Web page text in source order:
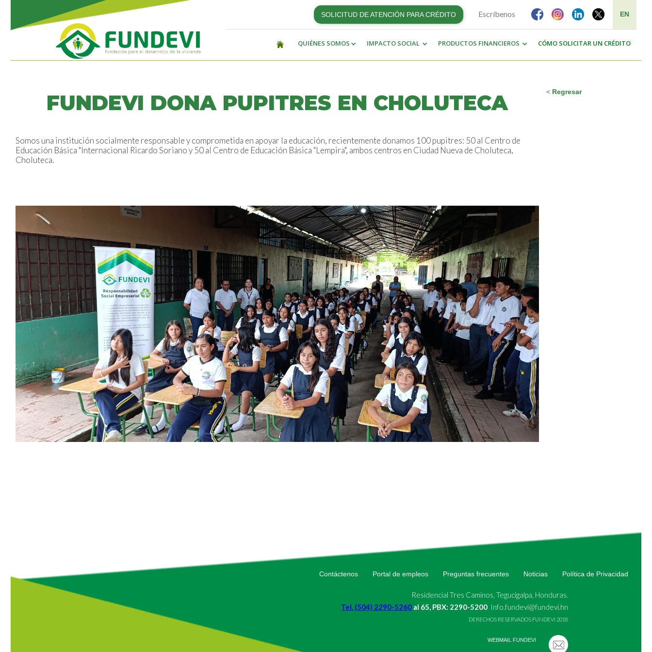
SOLICITUD DE ATENCIÓN PARA CRÉDITO Escríbenos EN
QUIÉNES SOMOS IMPACTO SOCIAL PRODUCTOS FINANCIEROS CÓMO SOLICITAR UN CRÉDITO
< Regresar
FUNDEVI DONA PUPITRES EN CHOLUTECA
Somos una institución socialmente responsable y comprometida en apoyar la educación, recientemente donamos 100 pupitres: 50 al Centro de
Educación Básica "Internacional Ricardo Soriano y 50 al Centro de Educación Básica "Lempira", ambos centros en Ciudad Nueva de Choluteca,
Choluteca.
Contáctenos Portal de empleos Preguntas frecuentes Noticias Política de Privacidad
Residencial Tres Caminos, Tegucigalpa, Honduras.
Tel. (504) 2290-5260 al 65, PBX: 2290-5200 Info.fundevi@fundevi.hn
DERECHOS RESERVADOS FUNDEVI 2018
WEBMAIL FUNDEVI